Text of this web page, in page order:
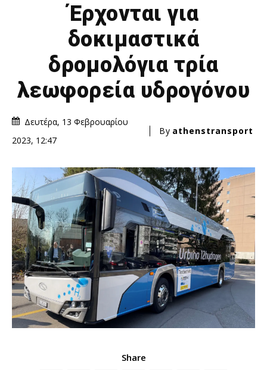
Έρχονται για
δοκιμαστικά
δρομολόγια τρία
λεωφορεία υδρογόνου
Δευτέρα, 13 Φεβρουαρίου
2023, 12:47
By athenstransport
Share